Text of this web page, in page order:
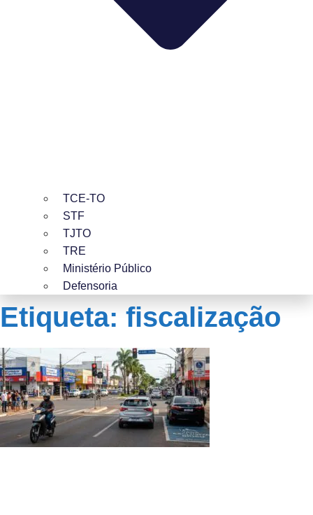
TCE-TO
STF
TJTO
TRE
Ministério Público
Defensoria
Etiqueta: fiscalização